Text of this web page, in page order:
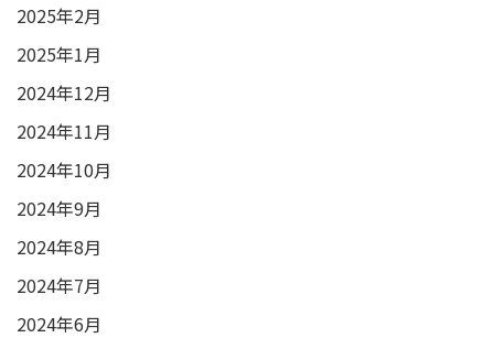
2025年2月
2025年1月
2024年12月
2024年11月
2024年10月
2024年9月
2024年8月
2024年7月
2024年6月